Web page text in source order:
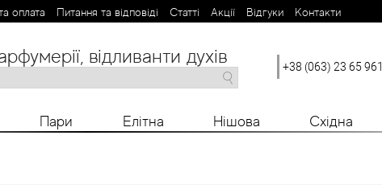
оплата Питання та відповіді Статті Aкції Відгуки Контакти
S T V X Y Z
відливанти духів +38 (063) 23 65 961
Пари Елітна Нішова Східна